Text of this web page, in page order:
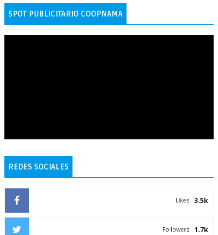
SPOT PUBLICITARIO COOPNAMA
REDES SOCIALES
3.5k
Likes
1.7k
Followers